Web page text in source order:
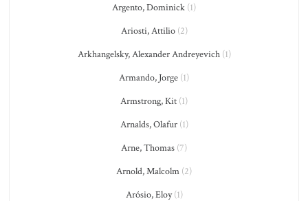
Argento, Dominick (1)
Ariosti, Attilio(2)
Arkhangelsky, Alexander Andreyevich(1)
Armando, Jorge (1)
Armstrong, Kit (1)
Arnalds, Olafur(1)
Arne, Thomas (7)
Arnold, Malcolm (2)
Arósio, Eloy(1)